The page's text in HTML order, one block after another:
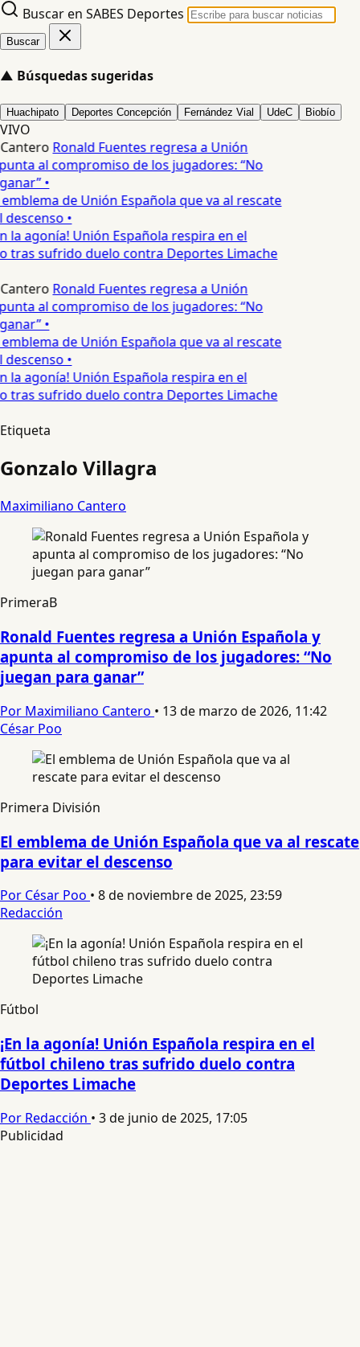
Buscar en SABES Deportes
Buscar
▲ Búsquedas sugeridas
Huachipato Deportes Concepción Fernández Vial UdeC Biobío
VIVO
Ronald Fuentes regresa a Unión
al compromiso de los jugadores: “No
•
de Unión Española que va al rescate
•
la agonía! Unión Española respira en el
tras sufrido duelo contra Deportes Limache
Ronald Fuentes regresa a Unión
al compromiso de los jugadores: “No
•
de Unión Española que va al rescate
•
la agonía! Unión Española respira en el
tras sufrido duelo contra Deportes Limache
Etiqueta
Gonzalo Villagra
Maximiliano Cantero
PrimeraB
Ronald Fuentes regresa a Unión Española y
apunta al compromiso de los jugadores: “No
juegan para ganar”
Por Maximiliano Cantero • 13 de marzo de 2026, 11:42
César Poo
Primera División
El emblema de Unión Española que va al rescate
para evitar el descenso
Por César Poo • 8 de noviembre de 2025, 23:59
Redacción
Fútbol
¡En la agonía! Unión Española respira en el
fútbol chileno tras sufrido duelo contra
Deportes Limache
Por Redacción • 3 de junio de 2025, 17:05
Publicidad